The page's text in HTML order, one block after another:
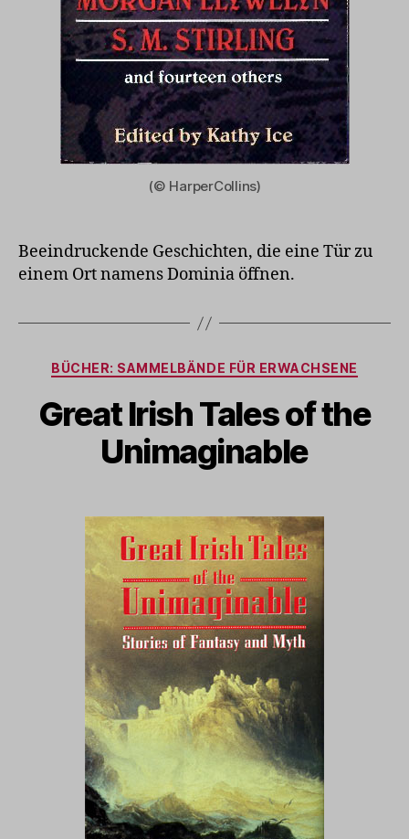
(© HarperCollins)
Beeindruckende Geschichten, die eine Tür zu
einem Ort namens Dominia öffnen.
Kategorien
BÜCHER: SAMMELBÄNDE FÜR ERWACHSENE
Great Irish Tales of the
Unimaginable